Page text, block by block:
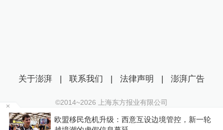
欧盟移民危机升级：西意互设边境管控，新一轮
关于澎湃 | 联系我们 | 法律声明 | 澎湃广告
©2014~2026 上海东方报业有限公司
沪ICP证：沪B2-20170116 | 沪ICP备14003370号
互联网新闻信息服务许可证：31120170006